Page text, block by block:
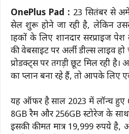
OnePlus Pad : 23 सितंबर से
सेल शुरू होने जा रही है, लेकिन
ग्राहकों के लिए शानदार सरप्राइज
की वेबसाइट पर अर्ली डील्स लाइव
प्रोडक्ट्स पर तगड़ी छूट मिल रही
का प्लान बना रहे हैं, तो आपके लिए
यह ऑफर है साल 2023 में लॉन्च हुए
8GB रैम और 256GB स्टोरेज के
इसकी कीमत मात्र 19,999 रुपये है,